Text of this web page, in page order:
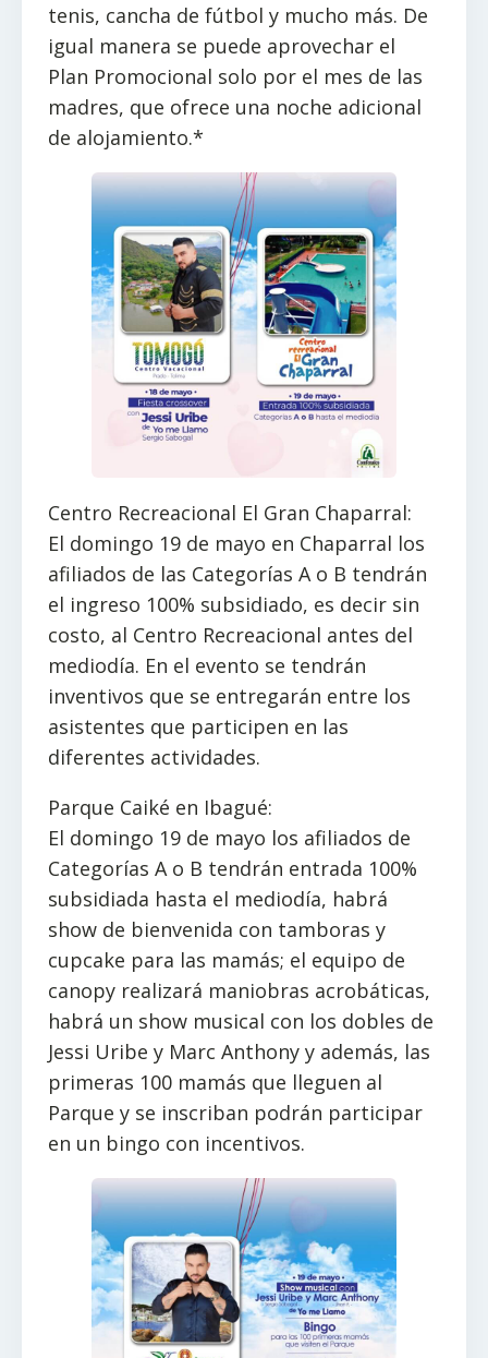
tenis, cancha de fútbol y mucho más. De
igual manera se puede aprovechar el
Plan Promocional solo por el mes de las
madres, que ofrece una noche adicional
de alojamiento.*
Centro Recreacional El Gran Chaparral:
El domingo 19 de mayo en Chaparral los
afiliados de las Categorías A o B tendrán
el ingreso 100% subsidiado, es decir sin
costo, al Centro Recreacional antes del
mediodía. En el evento se tendrán
inventivos que se entregarán entre los
asistentes que participen en las
diferentes actividades.
Parque Caiké en Ibagué:
El domingo 19 de mayo los afiliados de
Categorías A o B tendrán entrada 100%
subsidiada hasta el mediodía, habrá
show de bienvenida con tamboras y
cupcake para las mamás; el equipo de
canopy realizará maniobras acrobáticas,
habrá un show musical con los dobles de
Jessi Uribe y Marc Anthony y además, las
primeras 100 mamás que lleguen al
Parque y se inscriban podrán participar
en un bingo con incentivos.